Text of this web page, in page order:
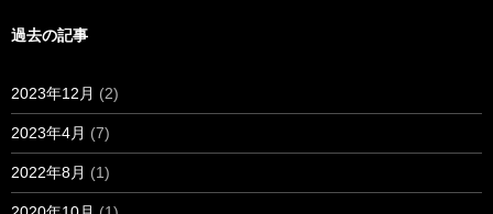
過去の記事
2023年12月 (2)
2023年4月 (7)
2022年8月 (1)